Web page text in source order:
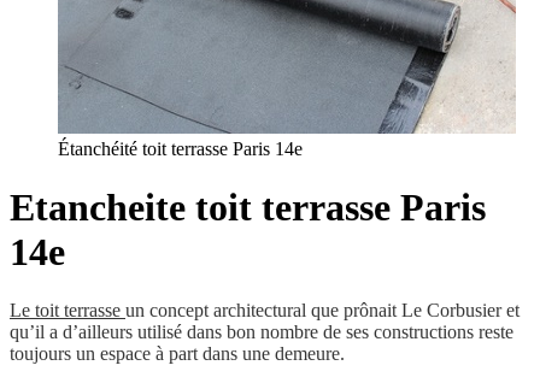
Étanchéité toit terrasse Paris 14e
Etancheite toit terrasse Paris
14e
Le toit terrasse un concept architectural que prônait Le Corbusier et
qu’il a d’ailleurs utilisé dans bon nombre de ses constructions reste
toujours un espace à part dans une demeure.